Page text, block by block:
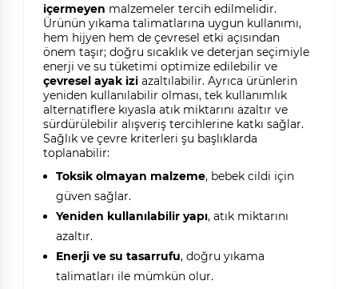
içermeyen malzemeler tercih edilmelidir.
Ürünün yıkama talimatlarına uygun kullanımı,
hem hijyen hem de çevresel etki açısından
önem taşır; doğru sıcaklık ve deterjan seçimiyle
enerji ve su tüketimi optimize edilebilir ve
çevresel ayak iziazaltılabilir. Ayrıca ürünlerin
yeniden kullanılabilir olması, tek kullanımlık
alternatiflere kıyasla atık miktarını azaltır ve
sürdürülebilir alışveriş tercihlerine katkı sağlar.
Sağlık ve çevre kriterleri şu başlıklarda
toplanabilir:
Toksik olmayan malzeme, bebek cildi için
güven sağlar.
Yeniden kullanılabilir yapı, atık miktarını
azaltır.
Enerji ve su tasarrufu, doğru yıkama
talimatları ile mümkün olur.